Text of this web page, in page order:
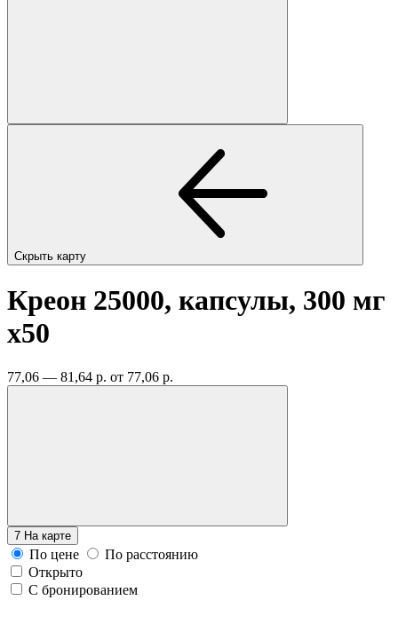
Скрыть карту
Креон 25000, капсулы, 300 мг
x50
77,06 — 81,64 р. от 77,06 р.
7 На карте
По цене
По расстоянию
Открыто
С бронированием